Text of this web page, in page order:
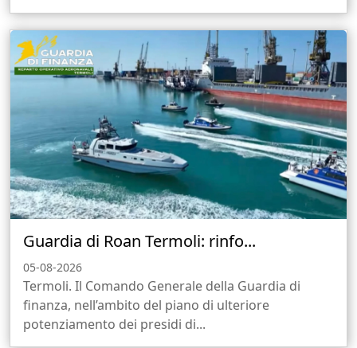
Guardia di Roan Termoli: rinfo...
05-08-2026
Termoli. Il Comando Generale della Guardia di
finanza, nell’ambito del piano di ulteriore
potenziamento dei presidi di...